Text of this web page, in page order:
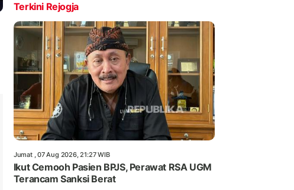
Terkini Rejogja
Jumat , 07 Aug 2026, 21:27 WIB
Ikut Cemooh Pasien BPJS, Perawat RSA UGM
Terancam Sanksi Berat